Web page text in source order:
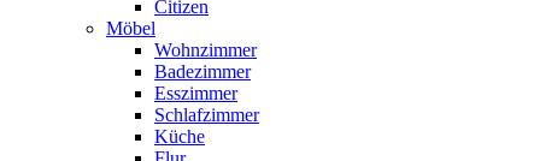
Citizen
Möbel
Wohnzimmer
Badezimmer
Esszimmer
Schlafzimmer
Küche